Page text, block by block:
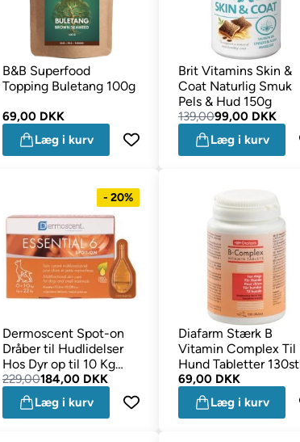
B&B Superfood
Topping Buletang 100g
69,00 DKK
Læg i kurv
Brit Vitamins Skin &
Coat Naturlig Smuk
Pels & Hud 150g
139,0099,00 DKK
Læg i kurv
- 20%
Dermoscent Spot-on
Dråber til Hudlidelser
Hos Dyr op til 10 Kg
Essential 6
229,00184,00 DKK
Læg i kurv
Diafarm Stærk B
Vitamin Complex Til
Hund Tabletter
69,00 DKK
Læg i kurv